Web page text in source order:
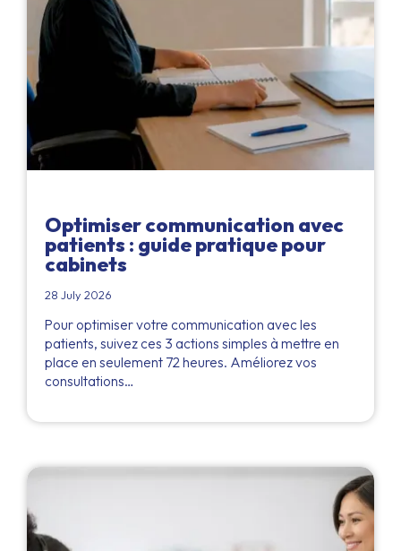
Optimiser communication avec
patients : guide pratique pour
cabinets
28 July 2026
Pour optimiser votre communication avec les
patients, suivez ces 3 actions simples à mettre en
place en seulement 72 heures. Améliorez vos
consultations…